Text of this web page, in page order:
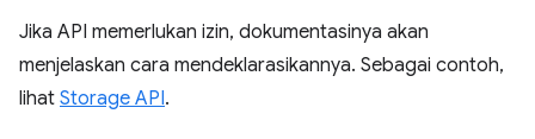
Jika API memerlukan izin, dokumentasinya akan
menjelaskan cara mendeklarasikannya. Sebagai contoh,
lihat Storage API.